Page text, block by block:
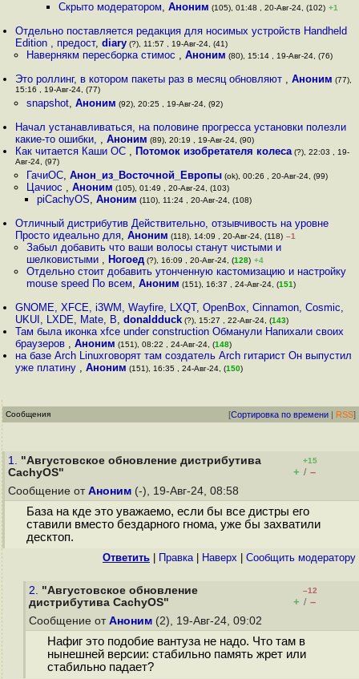
Скрыто модератором, Аноним (105), 01:48 , 20-Авг-24, (102) +1
Отдельно поставляется редакция для носимых устройств Handheld
Edition , предост,diary (?), 11:57 , 19-Авг-24, (41)
Навернякм пересборка стимос , Аноним (80), 15:14 , 19-Авг-24, (76)
Это роллинг, в котором пакеты раз в месяц обновляют ,Аноним (77),
15:16 , 19-Авг-24, (77)
snapshot, Аноним (92), 20:25 , 19-Авг-24, (92)
Начал устанавливаться, на половине прогресса установки полезли
какие-то ошибки, ,Аноним (89), 20:19 , 19-Авг-24, (90)
Как читается Каши ОС , Потомок изобретателя колеса (?), 22:03 , 19-
Авг-24, (97)
ГачиОС, Анон_из_Восточной_Европы(ok), 00:26 , 20-Авг-24, (99)
Цачиос , Аноним (105), 01:49 , 20-Авг-24, (103)
piCachyOS, Аноним (110), 11:24 , 20-Авг-24, (108)
Отличный дистрибутив Действительно, отзывчивость на уровне
Просто идеально для,Аноним (118), 14:09 , 20-Авг-24, (118) –1
Забыл добавить что ваши волосы станут чистыми и
шелковистыми , Ногоед(?), 16:09 , 20-Авг-24, (128) +4
Отдельно стоит добавить утонченную кастомизацию и настройку
mouse speed По всем, Аноним (151), 16:37 , 24-Авг-24, (151)
GNOME, XFCE, i3WM, Wayfire, LXQT, OpenBox, Cinnamon, Cosmic,
UKUI, LXDE, Mate, B,donaldduck (?), 15:27 , 22-Авг-24, (143)
Там была иконка xfce under construction Обманули Напихали своих
браузеров ,Аноним (151), 08:22 , 24-Авг-24, (148)
на базе Arch Linuxговорят там создатель Arch гитарист Он выпустил
уже платину ,Аноним (151), 16:35 , 24-Авг-24, (150)
Сообщения [Сортировка по времени | RSS]
1. "Августовское обновление дистрибутива
CachyOS"
+15
+ / –
Сообщение от Аноним (-), 19-Авг-24, 08:58
База на кде это уважаемо, если бы все дистры его
ставили вместо бездарного гнома, уже бы захватили
десктоп.
Ответить Правка| Наверх Cообщить модератору
2. "Августовское обновление
дистрибутива CachyOS"
–12
+ / –
Сообщение от Аноним (2), 19-Авг-24, 09:02
Нафиг это подобие вантуза не надо. Что там в
нынешней версии: стабильно память жрет или
стабильно падает?